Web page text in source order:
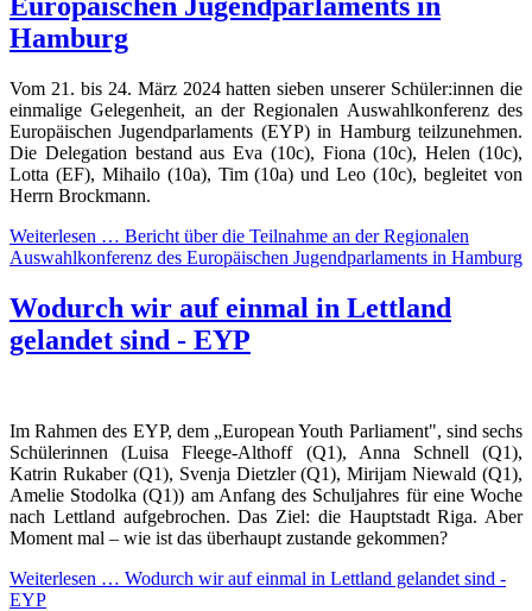
Hamburg
Vom 21. bis 24. März 2024 hatten sieben unserer Schüler:innen die
einmalige Gelegenheit, an der Regionalen Auswahlkonferenz des
Europäischen Jugendparlaments (EYP) in Hamburg teilzunehmen.
Die Delegation bestand aus Eva (10c), Fiona (10c), Helen (10c),
Lotta (EF), Mihailo (10a), Tim (10a) und Leo (10c), begleitet von
Herrn Brockmann.
Weiterlesen … Bericht über die Teilnahme an der Regionalen
Auswahlkonferenz des Europäischen Jugendparlaments in Hamburg
Wodurch wir auf einmal in Lettland
gelandet sind - EYP
Im Rahmen des EYP, dem „European Youth Parliament", sind sechs
Schülerinnen (Luisa Fleege-Althoff (Q1), Anna Schnell (Q1),
Katrin Rukaber (Q1), Svenja Dietzler (Q1), Mirijam Niewald (Q1),
Amelie Stodolka (Q1)) am Anfang des Schuljahres für eine Woche
nach Lettland aufgebrochen. Das Ziel: die Hauptstadt Riga. Aber
Moment mal – wie ist das überhaupt zustande gekommen?
Weiterlesen … Wodurch wir auf einmal in Lettland gelandet sind -
EYP